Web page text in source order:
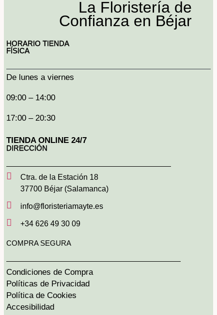
La Floristería de
Confianza en Béjar
HORARIO TIENDA
FÍSICA
De lunes a viernes
09:00 – 14:00
17:00 – 20:30
TIENDA ONLINE 24/7
DIRECCIÓN
Ctra. de la Estación 18
37700 Béjar (Salamanca)
info@floristeriamayte.es
+34 626 49 30 09
COMPRA SEGURA
Condiciones de Compra
Políticas de Privacidad
Política de Cookies
Accesibilidad